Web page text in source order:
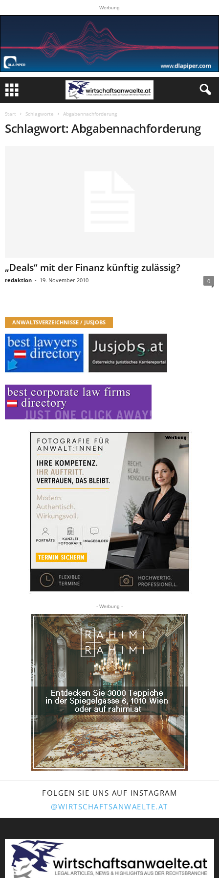
Werbung
Start Schlagworte Abgabennachforderung
Schlagwort: Abgabennachforderung
„Deals“ mit der Finanz künftig zulässig?
redaktion - 19. November 2010 0
ANWALTSVERZEICHNISSE / JUSJOBS
- Werbung -
FOLGEN SIE UNS AUF INSTAGRAM
@WIRTSCHAFTSANWAELTE.AT